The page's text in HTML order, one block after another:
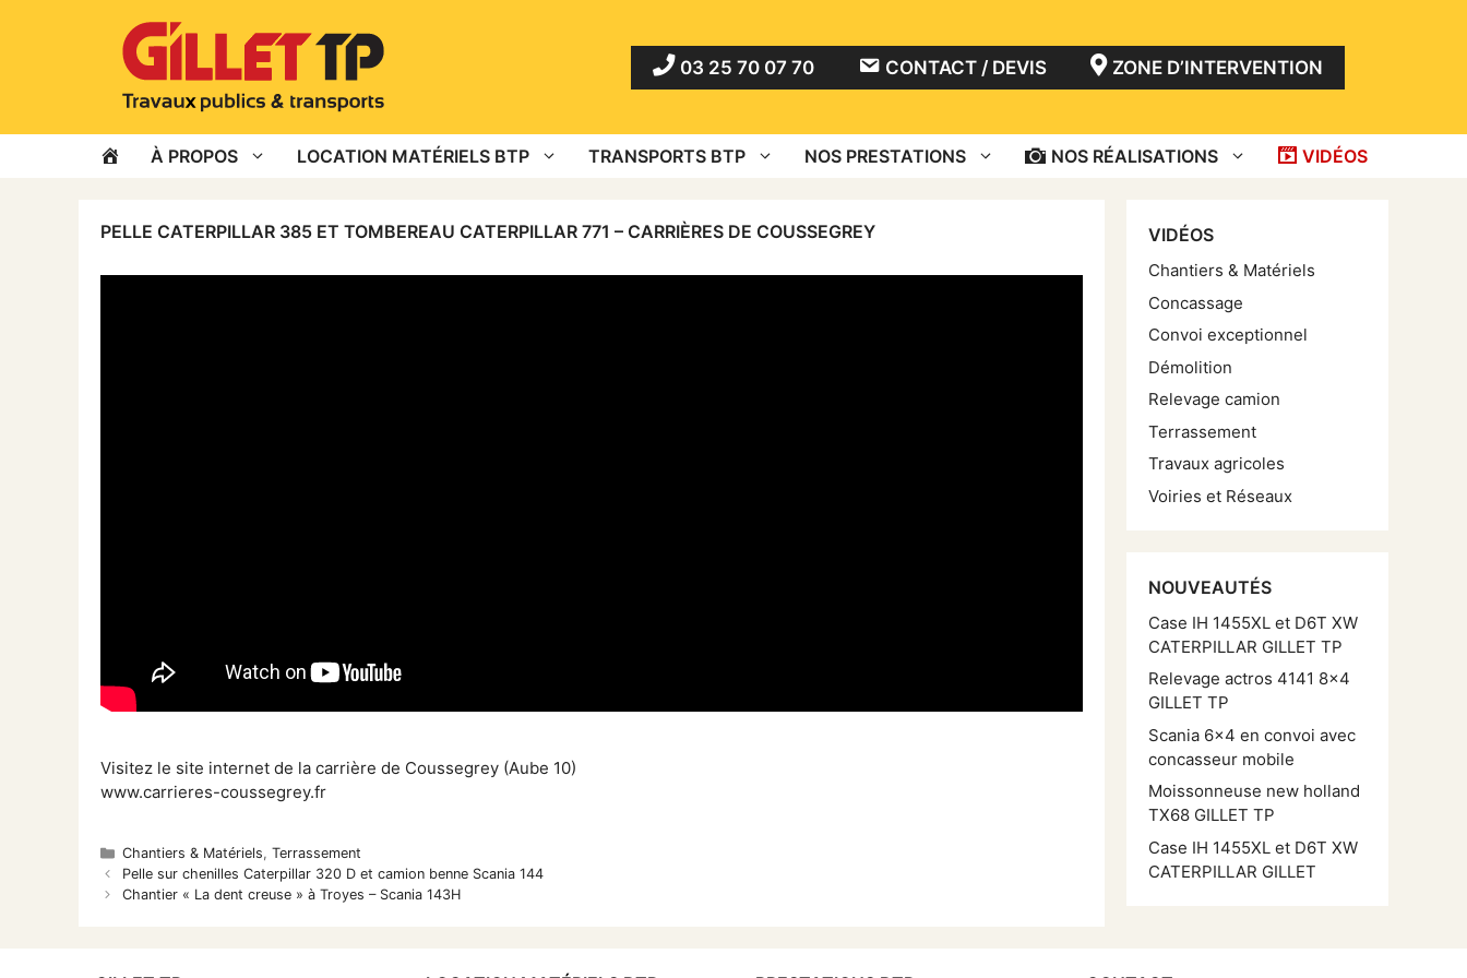
03 25 70 07 70 CONTACT / DEVIS ZONE D’INTERVENTION
ACCUEIL
À PROPOS LOCATION MATÉRIELS BTP TRANSPORTS BTP NOS PRESTATIONS NOS RÉALISATIONS VIDÉOS
PELLE CATERPILLAR 385 ET TOMBEREAU CATERPILLAR 771 – CARRIÈRES DE COUSSEGREY
Visitez le site internet de la carrière de Coussegrey (Aube 10)
www.carrieres-coussegrey.fr
Catégories
Chantiers & Matériels,Terrassement
Pelle sur chenilles Caterpillar 320 D et camion benne Scania 144
Chantier « La dent creuse » à Troyes – Scania 143H
VIDÉOS
Chantiers & Matériels
Concassage
Convoi exceptionnel
Démolition
Relevage camion
Terrassement
Travaux agricoles
Voiries et Réseaux
NOUVEAUTÉS
Case IH 1455XL et D6T XW
CATERPILLAR GILLET TP
Relevage actros 4141 8×4
GILLET TP
Scania 6×4 en convoi avec
concasseur mobile
Moissonneuse new holland
TX68 GILLET TP
Case IH 1455XL et D6T XW
CATERPILLAR GILLET